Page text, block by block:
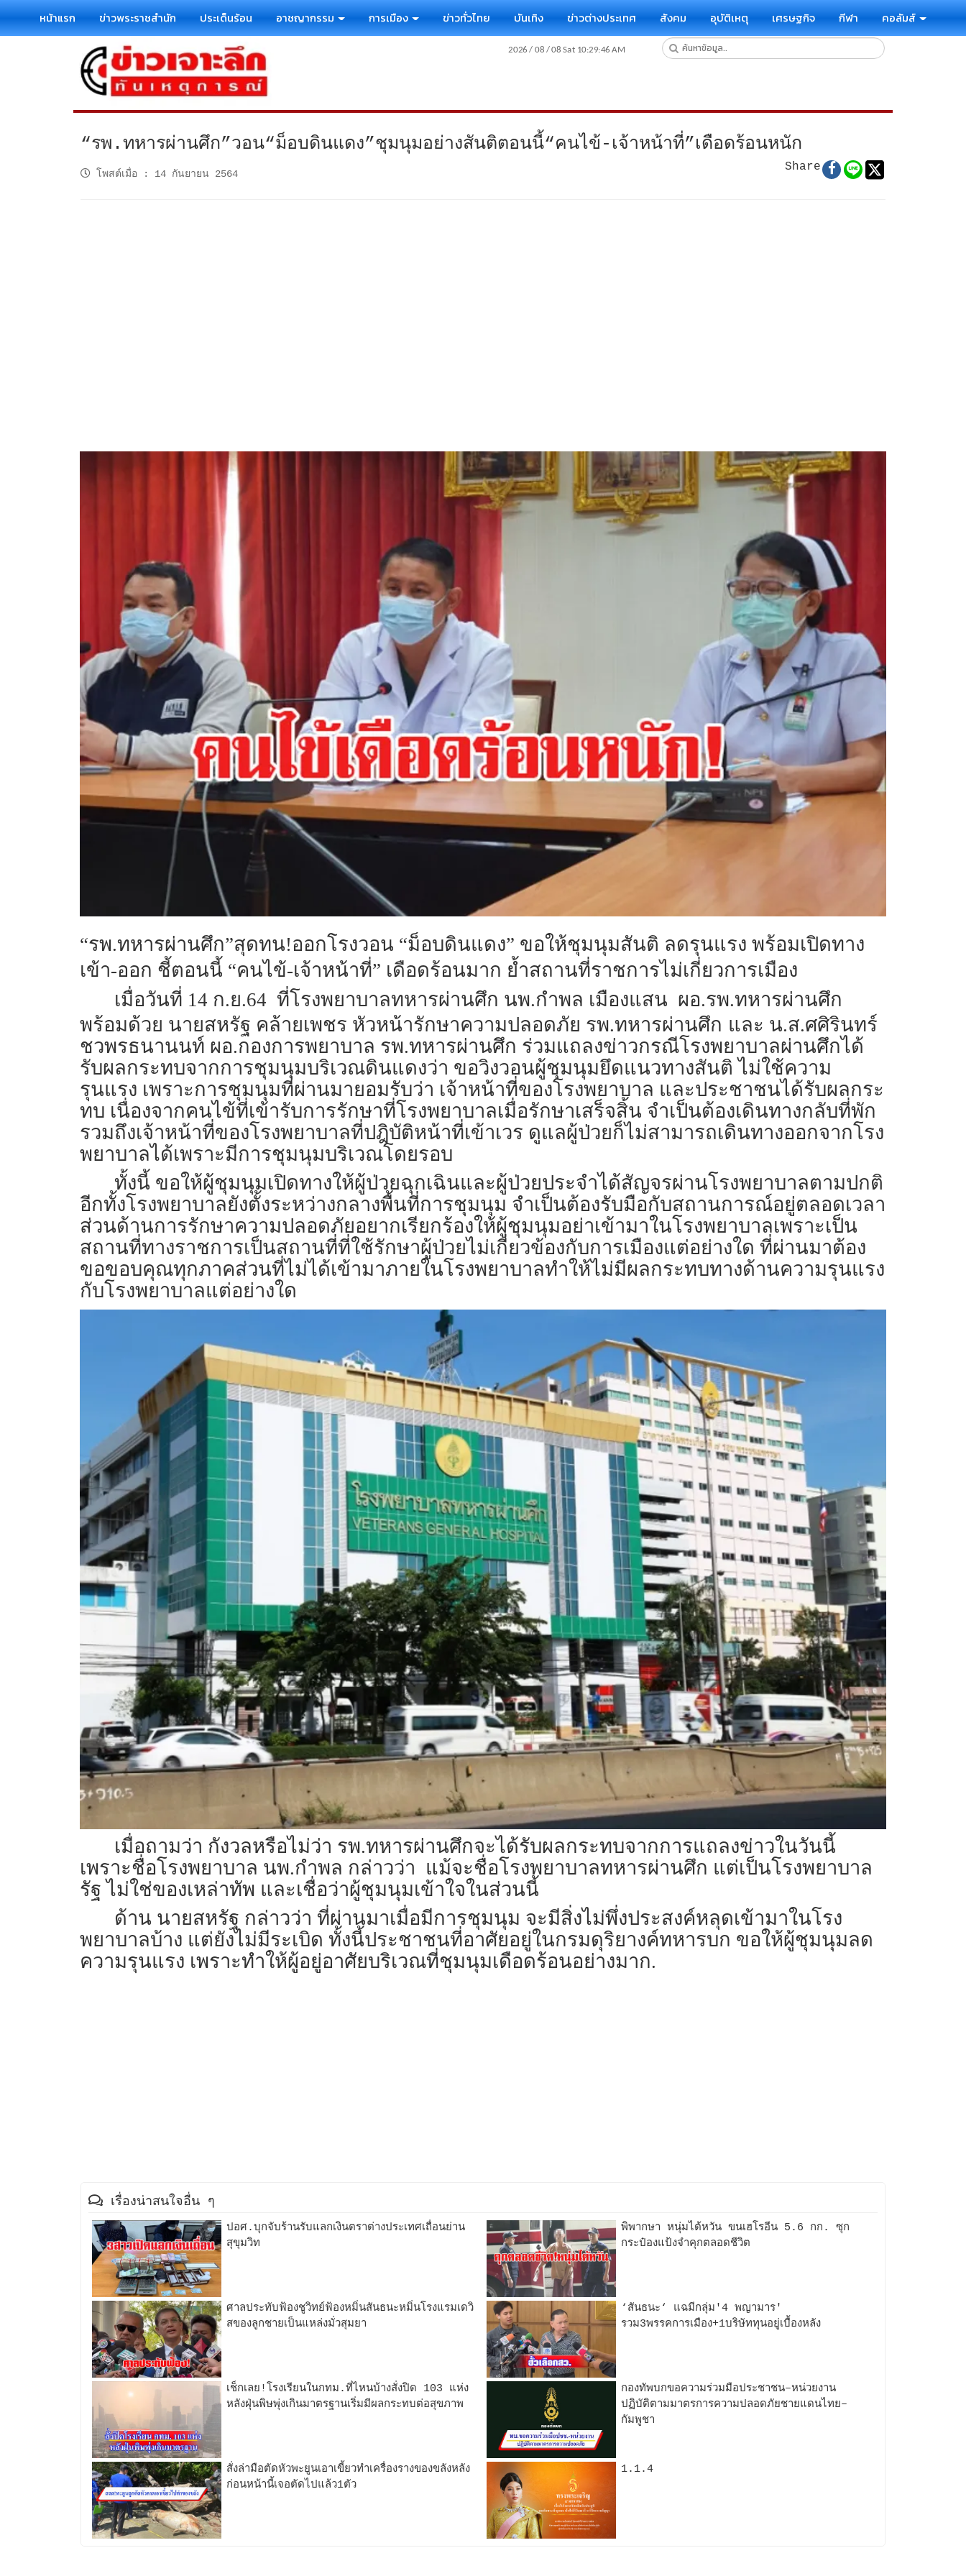
หน้าแรก ข่าวพระราชสำนัก ประเด็นร้อน อาชญากรรม การเมือง ข่าวทั่วไทย บันเทิง ข่าวต่างประเทศ สังคม อุบัติเหตุ เศรษฐกิจ กีฬา คอลัมส์
“รพ.ทหารผ่านศึก”วอน“ม็อบดินแดง”ชุมนุมอย่างสันติตอนนี้“คนไข้-เจ้าหน้าที่”เดือดร้อนหนัก
โพสต์เมื่อ : 14 กันยายน 2564
Share
“รพ.ทหารผ่านศึก”สุดทน!ออกโรงวอน “ม็อบดินแดง” ขอให้ชุมนุมสันติ ลดรุนแรง พร้อมเปิดทาง
เข้า-ออก ชี้ตอนนี้ “คนไข้-เจ้าหน้าที่” เดือดร้อนมาก ย้ำสถานที่ราชการไม่เกี่ยวการเมือง
เมื่อวันที่ 14 ก.ย.64 ที่โรงพยาบาลทหารผ่านศึก นพ.กำพล เมืองแสน ผอ.รพ.ทหารผ่านศึก
พร้อมด้วย นายสหรัฐ คล้ายเพชร หัวหน้ารักษาความปลอดภัย รพ.ทหารผ่านศึก และ น.ส.ศศิรินทร์
ชวพรธนานนท์ ผอ.กองการพยาบาล รพ.ทหารผ่านศึก ร่วมแถลงข่าวกรณีโรงพยาบาลผ่านศึกได้
รับผลกระทบจากการชุมนุมบริเวณดินแดงว่า ขอวิงวอนผู้ชุมนุมยึดแนวทางสันติ ไม่ใช้ความ
รุนแรง เพราะการชุมนุมที่ผ่านมายอมรับว่า เจ้าหน้าที่ของโรงพยาบาล และประชาชนได้รับผลกระ
ทบ เนื่องจากคนไข้ที่เข้ารับการรักษาที่โรงพยาบาลเมื่อรักษาเสร็จสิ้น จำเป็นต้องเดินทางกลับที่พัก
รวมถึงเจ้าหน้าที่ของโรงพยาบาลที่ปฎิบัติหน้าที่เข้าเวร ดูแลผู้ป่วยก็ไม่สามารถเดินทางออกจากโรง
พยาบาลได้เพราะมีการชุมนุมบริเวณโดยรอบ
ทั้งนี้ ขอให้ผู้ชุมนุมเปิดทางให้ผู้ป่วยฉุกเฉินและผู้ป่วยประจำได้สัญจรผ่านโรงพยาบาลตามปกติ
อีกทั้งโรงพยาบาลยังตั้งระหว่างกลางพื้นที่การชุมนุม จำเป็นต้องรับมือกับสถานการณ์อยู่ตลอดเวลา
ส่วนด้านการรักษาความปลอดภัยอยากเรียกร้องให้ผู้ชุมนุมอย่าเข้ามาในโรงพยาบาลเพราะเป็น
สถานที่ทางราชการเป็นสถานที่ที่ใช้รักษาผู้ป่วยไม่เกี่ยวข้องกับการเมืองแต่อย่างใด ที่ผ่านมาต้อง
ขอขอบคุณทุกภาคส่วนที่ไม่ได้เข้ามาภายในโรงพยาบาลทำให้ไม่มีผลกระทบทางด้านความรุนแรง
กับโรงพยาบาลแต่อย่างใด
เมื่อถามว่า กังวลหรือไม่ว่า รพ.ทหารผ่านศึกจะได้รับผลกระทบจากการแถลงข่าวในวันนี้
เพราะชื่อโรงพยาบาล นพ.กำพล กล่าวว่า แม้จะชื่อโรงพยาบาลทหารผ่านศึก แต่เป็นโรงพยาบาล
รัฐ ไม่ใช่ของเหล่าทัพ และเชื่อว่าผู้ชุมนุมเข้าใจในส่วนนี้
ด้าน นายสหรัฐ กล่าวว่า ที่ผ่านมาเมื่อมีการชุมนุม จะมีสิ่งไม่พึ่งประสงค์หลุดเข้ามาในโรง
พยาบาลบ้าง แต่ยังไม่มีระเบิด ทั้งนี้ประชาชนที่อาศัยอยู่ในกรมดุริยางค์ทหารบก ขอให้ผู้ชุมนุมลด
ความรุนแรง เพราะทำให้ผู้อยู่อาศัยบริเวณที่ชุมนุมเดือดร้อนอย่างมาก.
เรื่องน่าสนใจอื่น ๆ
ปอศ.บุกจับร้านรับแลกเงินตราต่างประเทศเถื่อนย่าน
สุขุมวิท
พิพากษา หนุ่มไต้หวัน ขนเฮโรอีน 5.6 กก. ซุก
กระป๋องแป้งจำคุกตลอดชีวิต
ศาลประทับฟ้องชูวิทย์ฟ้องหมิ่นสันธนะหมิ่นโรงแรมเดวิ
สของลูกชายเป็นแหล่งมั่วสุมยา
‘สันธนะ‘ แฉมีกลุ่ม'4 พญามาร'
รวม3พรรคการเมือง+1บริษัททุนอยู่เบื้องหลัง
เช็กเลย!โรงเรียนในกทม.ที่ไหนบ้างสั่งปิด 103 แห่ง
หลังฝุ่นพิษพุ่งเกินมาตรฐานเริ่มมีผลกระทบต่อสุขภาพ
กองทัพบกขอความร่วมมือประชาชน–หน่วยงาน
ปฏิบัติตามมาตรการความปลอดภัยชายแดนไทย–
กัมพูชา
สั่งล่ามือตัดหัวพะยูนเอาเขี้ยวทำเครื่องรางของขลังหลัง
ก่อนหน้านี้เจอตัดไปแล้ว1ตัว
1.1.4